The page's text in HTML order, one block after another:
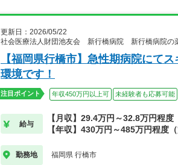
更新日：2026/05/22
社会医療法人財団池友会 新行橋病院 新行橋病院の
【福岡県行橋市】急性期病院にて
環境です！
注目ポイント 年収450万円以上可 未経験者も応募可能
給与
【月収】29.4万円～32.8万円程度
【年収】430万円～485万円程度（
勤務地 福岡県 行橋市